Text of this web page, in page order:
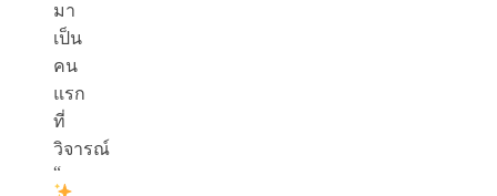
มา
เป็น
คน
แรก
ที่
วิจารณ์
“